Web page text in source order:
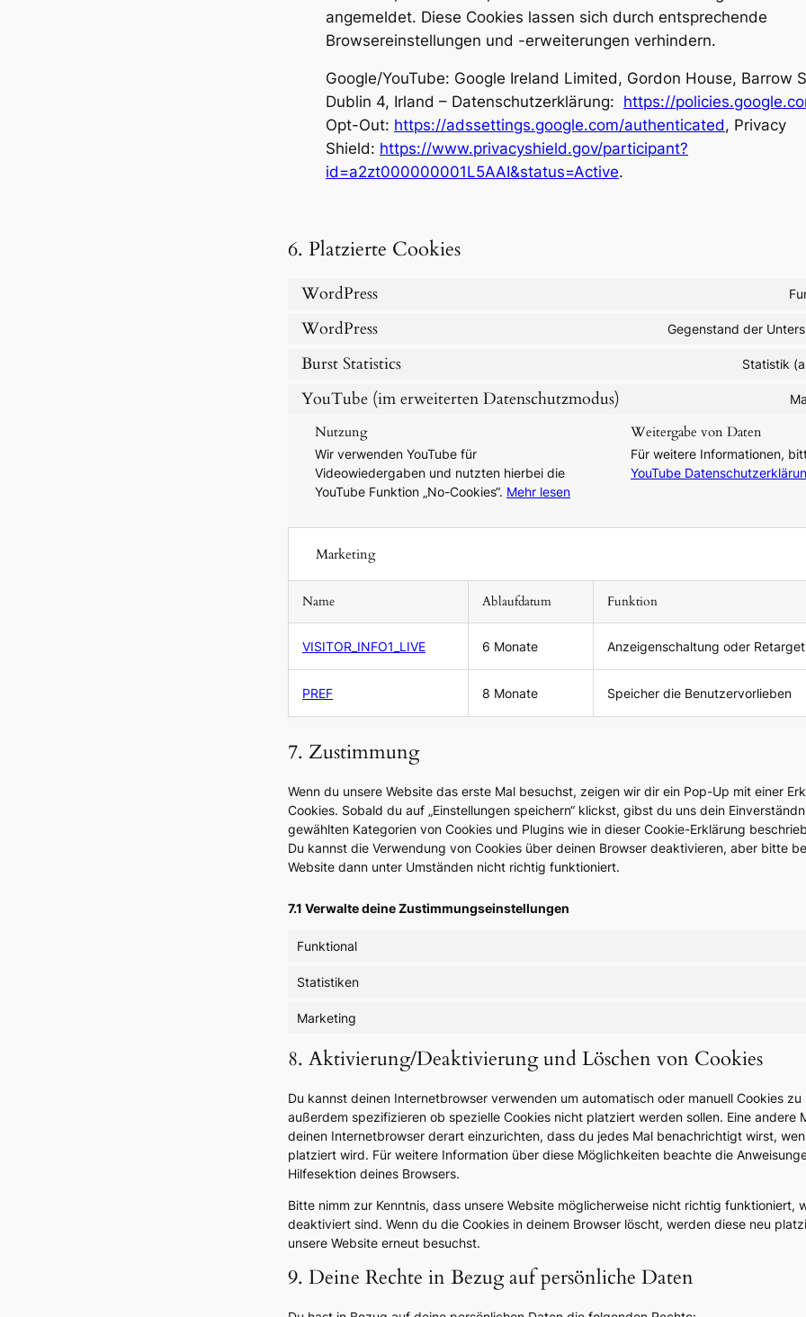
angemeldet. Diese Cookies lassen sich durch entsprechende
Browsereinstellungen und -erweiterungen verhindern.
Google/YouTube: Google Ireland Limited, Gordon House, Barrow
Dublin 4, Irland – Datenschutzerklärung: https://
Opt-Out: https://adssettings.google.com/authenticated, Privacy
Shield: https://www.privacyshield.gov/participant?
id=a2zt000000001L5AAI&status=Active.
6. Platzierte Cookies
WordPress
WordPress Gegenstand der
Burst Statistics Statistik
YouTube (im erweiterten Datenschutzmodus)
Nutzung
Wir verwenden YouTube für
Videowiedergaben und nutzten hierbei die
YouTube Funktion „No-Cookies“. Mehr lesen
Weitergabe von Daten
Für weitere Informationen,
YouTube
Marketing
Name
VISITOR_INFO1_LIVE
Ablaufdatum
6 Monate
Funktion
Anzeigenschaltung oder
Name
PREF
Ablaufdatum
8 Monate
Funktion
Speicher die Benutzervorlieben
7. Zustimmung
Wenn du unsere Website das erste Mal besuchst, zeigen wir dir ein Pop-Up mit einer
Cookies. Sobald du auf „Einstellungen speichern“ klickst, gibst du uns dein
gewählten Kategorien von Cookies und Plugins wie in dieser Cookie-Erklärung
Du kannst die Verwendung von Cookies über deinen Browser deaktivieren, aber bitte
Website dann unter Umständen nicht richtig funktioniert.
7.1 Verwalte deine Zustimmungseinstellungen
Funktional
Statistiken
Marketing
8. Aktivierung/Deaktivierung und Löschen von Cookies
Du kannst deinen Internetbrowser verwenden um automatisch oder manuell Cookies zu
außerdem spezifizieren ob spezielle Cookies nicht platziert werden sollen. Eine andere
deinen Internetbrowser derart einzurichten, dass du jedes Mal benachrichtigt wirst,
platziert wird. Für weitere Information über diese Möglichkeiten beachte die
Hilfesektion deines Browsers.
Bitte nimm zur Kenntnis, dass unsere Website möglicherweise nicht richtig funktioniert,
deaktiviert sind. Wenn du die Cookies in deinem Browser löscht, werden diese neu
unsere Website erneut besuchst.
9. Deine Rechte in Bezug auf persönliche Daten